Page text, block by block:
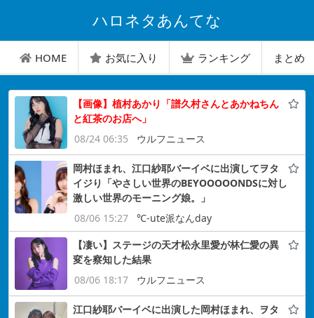
ハロネタあんてな
HOME お気に入り ランキング まとめ
【画像】植村あかり「譜久村さんとあかねちん
と紅茶のお店へ」
08/24 06:35
ウルフニュース
岡村ほまれ、江口紗耶バーイベに出演してヲタ
イジり「やさしい世界のBEYOOOOONDSに対し
激しい世界のモーニング娘。」
08/06 15:27
℃-ute派なんday
【凄い】ステージの天才松永里愛が林仁愛の異
変を察知した結果
08/06 18:17
ウルフニュース
江口紗耶バーイベに出演した岡村ほまれ、ヲタ